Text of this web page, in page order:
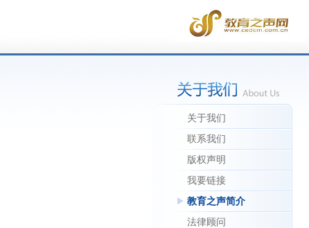
关于我们
联系我们
版权声明
我要链接
教育之声简介
法律顾问